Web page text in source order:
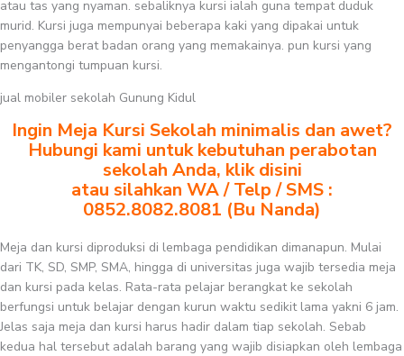
atau tas yang nyaman. sebaliknya kursi ialah guna tempat duduk
murid. Kursi juga mempunyai beberapa kaki yang dipakai untuk
penyangga berat badan orang yang memakainya. pun kursi yang
mengantongi tumpuan kursi.
jual mobiler sekolah Gunung Kidul
Ingin Meja Kursi Sekolah minimalis dan awet?
Hubungi kami untuk kebutuhan perabotan
sekolah Anda, klik disini
atau silahkan WA / Telp / SMS :
0852.8082.8081 (Bu Nanda)
Meja dan kursi diproduksi di lembaga pendidikan dimanapun. Mulai
dari TK, SD, SMP, SMA, hingga di universitas juga wajib tersedia meja
dan kursi pada kelas. Rata-rata pelajar berangkat ke sekolah
berfungsi untuk belajar dengan kurun waktu sedikit lama yakni 6 jam.
Jelas saja meja dan kursi harus hadir dalam tiap sekolah. Sebab
kedua hal tersebut adalah barang yang wajib disiapkan oleh lembaga